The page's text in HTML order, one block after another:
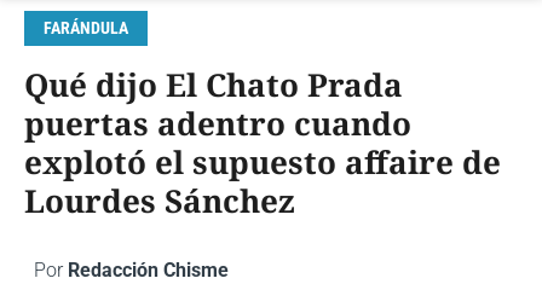
FARÁNDULA
Qué dijo El Chato Prada
puertas adentro cuando
explotó el supuesto affaire de
Lourdes Sánchez
Por Redacción Chisme